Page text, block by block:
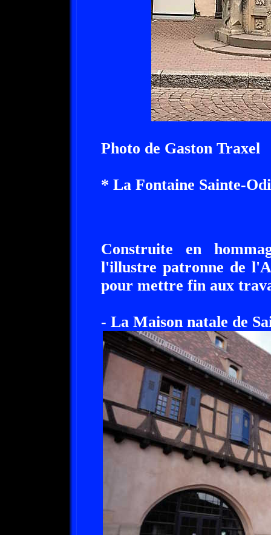
Photo de Gaston Traxel
* La Fontaine Sainte-
Construite en
l'illustre patronne de
pour mettre fin aux
- La Maison natale de